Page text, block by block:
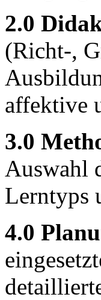
2.0
(Richt-,
affektive
3.0
Auswahl
Lerntyps
4.0